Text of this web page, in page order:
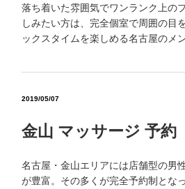
落ち着いた雰囲気でワンランク上の
しみたい方は、完全個室で周囲の目
ックスタイムを楽しめる名古屋のメ
2019/05/07
金山 マッサージ 予約
名古屋・金山エリアには店舗型の男
が豊富。その多くが完全予約制とな